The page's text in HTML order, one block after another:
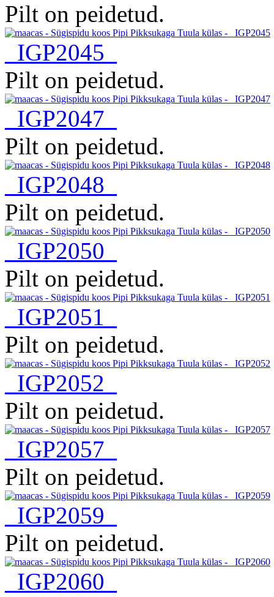
Pilt on peidetud.
_IGP2045
Pilt on peidetud.
_IGP2047
Pilt on peidetud.
_IGP2048
Pilt on peidetud.
_IGP2050
Pilt on peidetud.
_IGP2051
Pilt on peidetud.
_IGP2052
Pilt on peidetud.
_IGP2057
Pilt on peidetud.
_IGP2059
Pilt on peidetud.
_IGP2060